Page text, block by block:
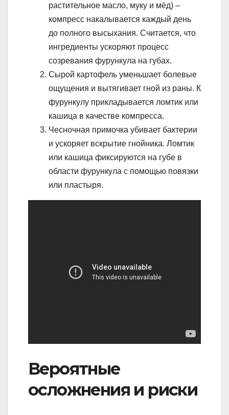
растительное масло, муку и мёд) –
компресс накалывается каждый день
до полного высыхания. Считается, что
ингредиенты ускоряют процесс
созревания фурункула на губах.
Сырой картофель уменьшает болевые
ощущения и вытягивает гной из раны. К
фурункулу прикладывается ломтик или
кашица в качестве компресса.
Чесночная примочка убивает бактерии
и ускоряет вскрытие гнойника. Ломтик
или кашица фиксируются на губе в
области фурункула с помощью повязки
или пластыря.
Вероятные
осложнения и риски